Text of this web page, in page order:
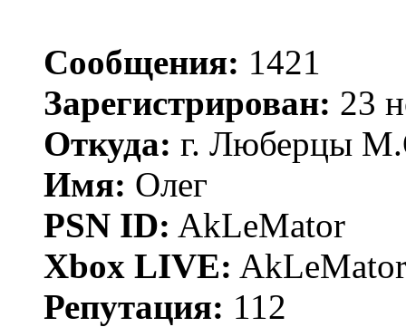
Сообщения: 1421
Зарегистрирован: 23
Откуда: г. Люберцы
Имя: Олег
PSN ID: AkLeMator
Xbox LIVE:
Репутация: 112